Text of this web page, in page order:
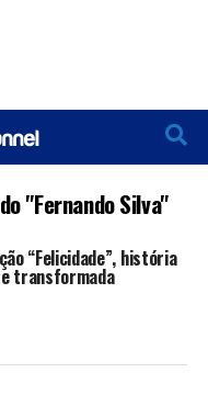
"Fernando Silva"
“Felicidade”, história
transformada